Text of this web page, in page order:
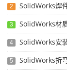
2 SolidWorks焊件库下载|铝
3 SolidWorks材
4 SolidWorks安装后别着急用，
5 SolidWorks折弯系数